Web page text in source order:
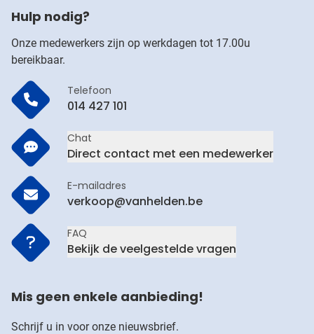
Hulp nodig?
Onze medewerkers zijn op werkdagen tot 17.00u
bereikbaar.
Telefoon
014 427 101
Chat
Direct contact met een medewerker
E-mailadres
verkoop@vanhelden.be
FAQ
Bekijk de veelgestelde vragen
Mis geen enkele aanbieding!
Schrijf u in voor onze nieuwsbrief.